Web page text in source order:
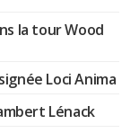
la tour Wood
Loci Anima
Lénack